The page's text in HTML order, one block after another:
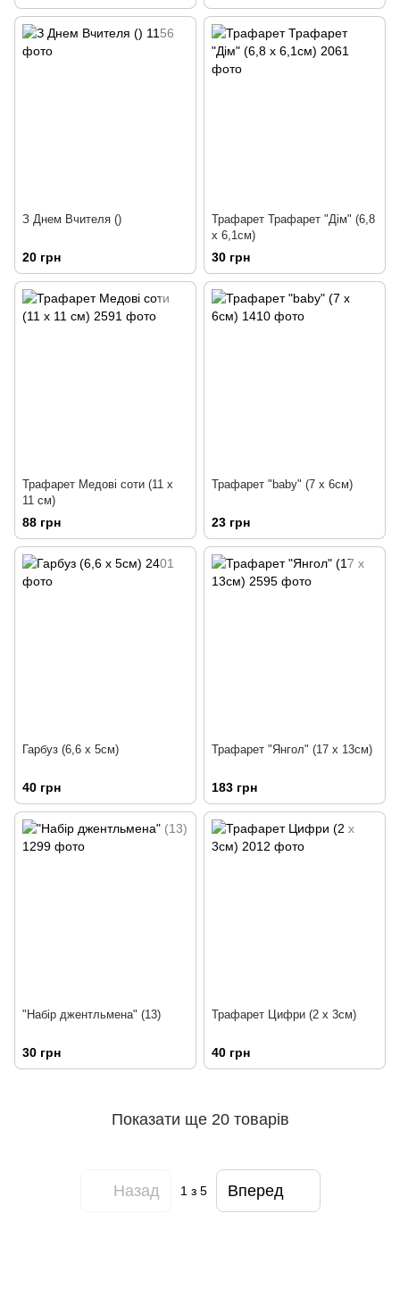
З Днем Вчителя ()
20 грн
Трафарет Трафарет "Дім" (6,8
х 6,1см)
30 грн
Трафарет Медові соти (11 х
11 см)
88 грн
Трафарет "baby" (7 х 6см)
23 грн
Гарбуз (6,6 х 5см)
40 грн
Трафарет "Янгол" (17 х 13см)
183 грн
"Набір джентльмена" (13)
30 грн
Трафарет Цифри (2 х 3см)
40 грн
Показати ще 20 товарів
Назад 1з 5 Вперед